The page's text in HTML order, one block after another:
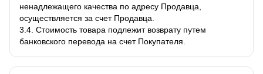
ненадлежащего качества по адресу Продавца,
осуществляется за счет Продавца.
3.4. Стоимость товара подлежит возврату путем
банковского перевода на счет Покупателя.